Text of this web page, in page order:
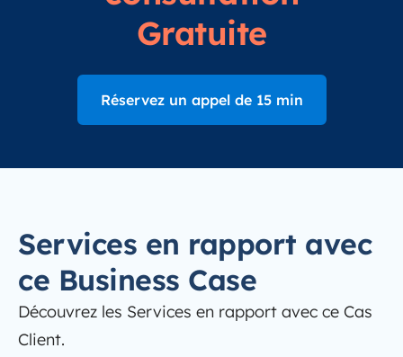
Gratuite
Réservez un appel de 15 min
Services en rapport avec
ce Business Case
Découvrez les Services en rapport avec ce Cas
Client.